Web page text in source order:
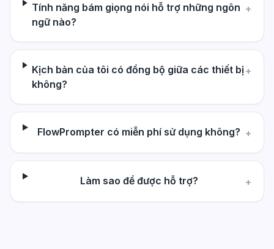
Tính năng bám giọng nói hỗ trợ những ngôn
ngữ nào?
+
Kịch bản của tôi có đồng bộ giữa các thiết bị
không?
+
FlowPrompter có miễn phí sử dụng không? +
Làm sao để được hỗ trợ? +